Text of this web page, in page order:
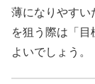
薄になりやすい
を狙う際は「
よいでしょう。